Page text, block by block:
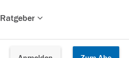
Ratgeber